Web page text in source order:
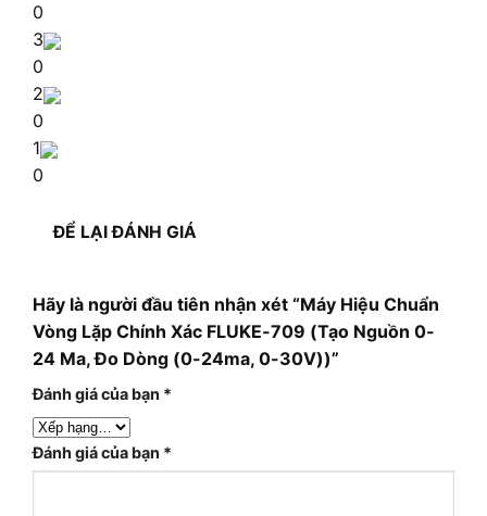
0
3
0
2
0
1
0
ĐỂ LẠI ĐÁNH GIÁ
Hãy là người đầu tiên nhận xét “Máy Hiệu Chuẩn
Vòng Lặp Chính Xác FLUKE-709 (Tạo Nguồn 0-
24 Ma, Đo Dòng (0-24ma, 0-30V))”
Đánh giá của bạn *
Đánh giá của bạn *